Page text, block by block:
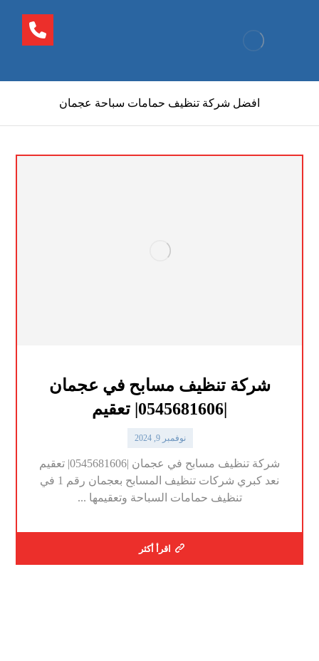
افضل شركة تنظيف حمامات سباحة عجمان
شركة تنظيف مسابح في عجمان
نوفمبر 9, 2024
شركة تنظيف مسابح في عجمان |0545681606| تعقيم
نعد كبري شركات تنظيف المسابح بعجمان رقم 1 في
تنظيف حمامات السباحة وتعقيمها ...
اقرأ أكثر